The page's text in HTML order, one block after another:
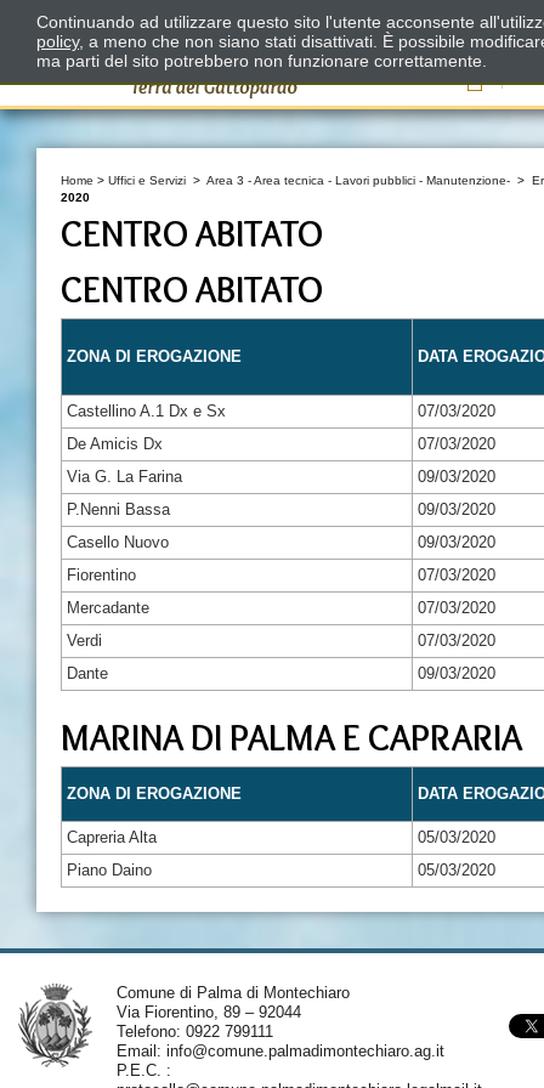
Il
Home > Uffici e Servizi > Area 3 - Area tecnica - Lavori pubblici - Manutenzione- >
2020
CENTRO ABITATO
CENTRO ABITATO
ZONA DI EROGAZIONE DATA
Castellino A.1 Dx e Sx
07/03/2020
De Amicis Dx
07/03/2020
Via G. La Farina
09/03/2020
P.Nenni Bassa
09/03/2020
Casello Nuovo
09/03/2020
Fiorentino
07/03/2020
Mercadante
07/03/2020
Verdi
07/03/2020
Dante
09/03/2020
MARINA DI PALMA E CAPRARIA
ZONA DI EROGAZIONE DATA
Capreria Alta
05/03/2020
Piano Daino
05/03/2020
Comune di Palma di Montechiaro
Via Fiorentino, 89 – 92044
Telefono: 0922 799111
Email: info@comune.palmadimontechiaro.ag.it
P.E.C. :
Continuando ad utilizzare questo sito l'utente acconsente
policy, a meno che non siano stati disattivati. È possibile
ma parti del sito potrebbero non funzionare correttamente.